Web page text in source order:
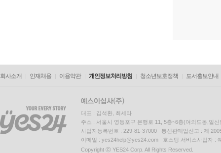
회사소개 인재채용 이용약관 개인정보처리방침 청소년보호정책 도서홍보안내
대표 : 김석환, 최세라
주소 : 서울시 영등포구 은행로 11, 5층~6층(여의도동,일신
사업자등록번호 : 229-81-37000 통신판매업신고 : 제
이메일 : yes24help@yes24.com 호스팅 서비스사업자 :
Copyright ⓒ YES24 Corp. All Rights Reserved.